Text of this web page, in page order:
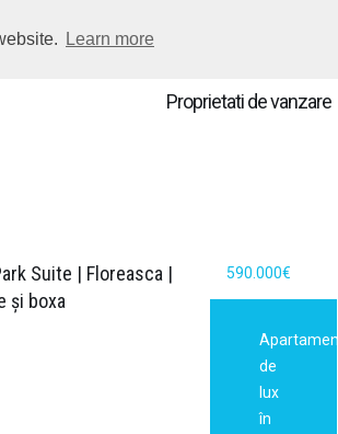
Learn more
Proprietati de vanzare
Suite | Floreasca |
și boxa
590.000€
Apartament
de
lux
în